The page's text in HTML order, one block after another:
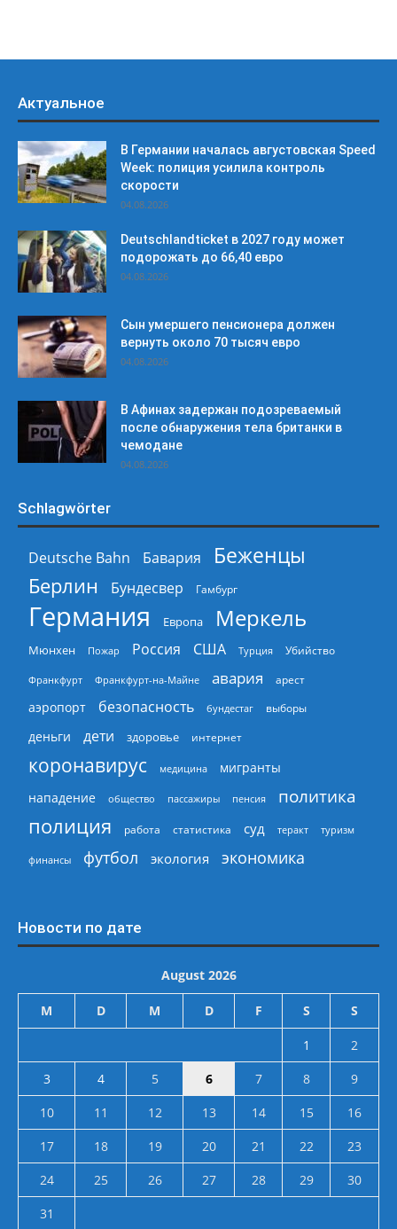
Актуальное
В Германии началась августовская Speed
Week: полиция усилила контроль
скорости
04.08.2026
Deutschlandticket в 2027 году может
подорожать до 66,40 евро
04.08.2026
Сын умершего пенсионера должен
вернуть около 70 тысяч евро
04.08.2026
В Афинах задержан подозреваемый
после обнаружения тела британки в
чемодане
04.08.2026
Schlagwörter
Deutsche Bahn Бавария
Беженцы
Берлин
Бундесвер Гамбург
Германия Европа Меркель
Мюнхен Пожар Россия США Турция Убийство
Франкфурт Франкфурт-на-Майне авария арест
аэропорт безопасность бундестаг выборы
деньги дети здоровье интернет
коронавирус медицина
мигранты
нападение
общество пассажиры пенсия политика
полиция работа статистика суд теракт туризм
финансы футбол экология экономика
Новости по дате
August 2026
M D M D F S S
1
2
3
4 5 6 7 8
9
10
11 12 13 14 15
16
17
18 19 20 21 22
23
24
25 26 27 28 29
30
31